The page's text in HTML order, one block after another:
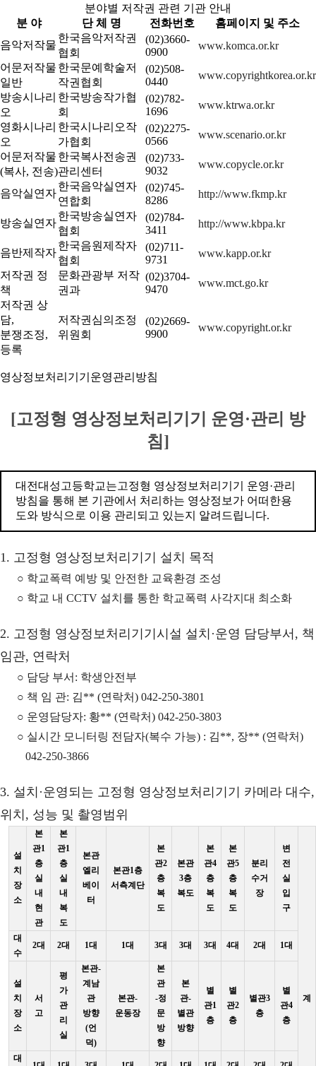
분야별 저작권 관련 기관 안내
분 야
단 체 명 전화번호
홈페이지 및 주소
음악저작물
한국음악저작권
협회
(02)3660-
0900
www.komca.or.kr
어문저작물
일반
한국문예학술저
작권협회
(02)508-
0440
www.copyrightkorea.or.kr
방송시나리
오
한국방송작가협
회
(02)782-
1696
www.ktrwa.or.kr
영화시나리
오
한국시나리오작
가협회
(02)2275-
0566
www.scenario.or.kr
어문저작물
(복사, 전송)
한국복사전송권
관리센터
(02)733-
9032
www.copycle.or.kr
음악실연자
한국음악실연자
연합회
(02)745-
8286
http://www.fkmp.kr
방송실연자
한국방송실연자
협회
(02)784-
3411
http://www.kbpa.kr
음반제작자
한국음원제작자
협회
(02)711-
9731
www.kapp.or.kr
저작권 정
책
문화관광부 저작
권과
(02)3704-
9470
www.mct.go.kr
저작권 상
담,
분쟁조정,
등록
저작권심의조정
위원회
(02)2669-
9900
www.copyright.or.kr
영상정보처리기기운영관리방침
[고정형 영상정보처리기기 운영·관리 방
침]
대전대성고등학교는고정형 영상정보처리기기 운영·관리
방침을 통해 본 기관에서 처리하는 영상정보가 어떠한용
도와 방식으로 이용 관리되고 있는지 알려드립니다.
1. 고정형 영상정보처리기기 설치 목적
○ 학교폭력 예방 및 안전한 교육환경 조성
○ 학교 내 CCTV 설치를 통한 학교폭력 사각지대 최소화
2. 고정형 영상정보처리기기시설 설치·운영 담당부서, 책
임관, 연락처
○ 담당 부서: 학생안전부
○ 책 임 관: 김** (연락처) 042-250-3801
○ 운영담당자: 황** (연락처) 042-250-3803
○ 실시간 모니터링 전담자(복수 가능) : 김**, 장** (연락처)
042-250-3866
3. 설치·운영되는 고정형 영상정보처리기기 카메라 대수,
위치, 성능 및 촬영범위
설
치
장
소
본
관1
층
실
내
현
관
본
관1
층
실
내
복
도
본관
엘리
베이
터
본관1층
서측계단
본
관2
층
복
도
본관
3층
복도
본
관4
층
복
도
본
관5
층
복
도
분리
수거
장
변
전
실
입
구
계
대
수
2대 2대 1대 1대 3대 3대 3대 4대 2대 1대
설
치
장
소
서
고
평
가
관
리
실
본관-
계남
관
방향
(언
덕)
본관-
운동장
본
관
-정
문
방
향
본
관-
별관
방향
별
관1
층
별
관2
층
별관3
층
별
관4
층
대